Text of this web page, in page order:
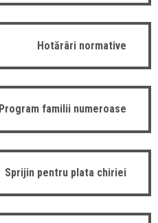
Hotărâri normative
Program familii numeroase
Sprijin pentru plata chiriei